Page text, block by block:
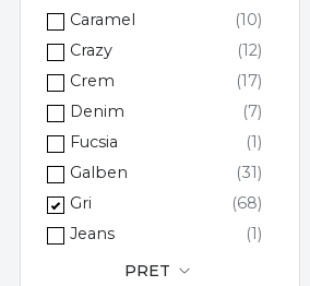
Caramel
Crazy
Crem
Denim
Fucsia
Galben
Gri
Jeans
PRET